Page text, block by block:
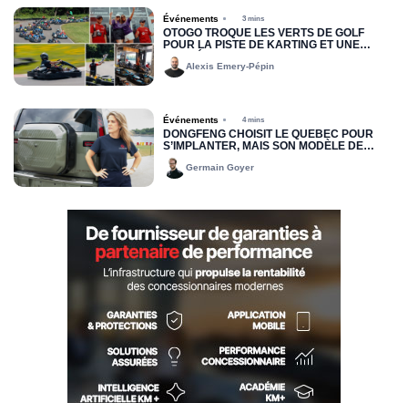
Événements 3 mins
OTOGO TROQUE LES VERTS DE GOLF
POUR LA PISTE DE KARTING ET UNE
COMPÉTITION AMICALE
Alexis Emery-Pépin
Événements 4 mins
DONGFENG CHOISIT LE QUÉBEC POUR
S’IMPLANTER, MAIS SON MODÈLE DE
DISTRIBUTION DEMEURE INCONNU
Germain Goyer